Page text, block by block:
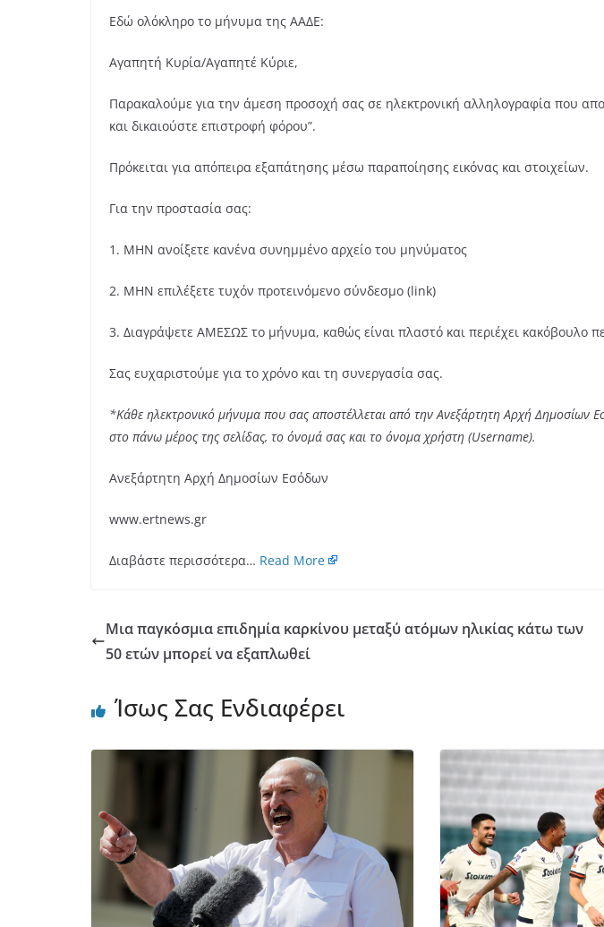
Εδώ ολόκληρο το μήνυμα της ΑΑΔΕ:
Αγαπητή Κυρία/Αγαπητέ Κύριε,
Παρακαλούμε για την άμεση προσοχή σας σε ηλεκτρονική αλληλογραφία που
και δικαιούστε επιστροφή φόρου”.
Πρόκειται για απόπειρα εξαπάτησης μέσω παραποίησης εικόνας και στοιχείων.
Για την προστασία σας:
1. ΜΗΝ ανοίξετε κανένα συνημμένο αρχείο του μηνύματος
2. ΜΗΝ επιλέξετε τυχόν προτεινόμενο σύνδεσμο (link)
3. Διαγράψετε ΑΜΕΣΩΣ το μήνυμα, καθώς είναι πλαστό και περιέχει κακόβουλο
Σας ευχαριστούμε για το χρόνο και τη συνεργασία σας.
*Κάθε ηλεκτρονικό μήνυμα που σας αποστέλλεται από την Ανεξάρτητη Αρχή Δημοσίων
στο πάνω μέρος της σελίδας, το όνομά σας και το όνομα χρήστη (Username).
Ανεξάρτητη Αρχή Δημοσίων Εσόδων
www.ertnews.gr
Διαβάστε περισσότερα… Read More
Μια παγκόσμια επιδημία καρκίνου μεταξύ ατόμων ηλικίας κάτω των
50 ετών μπορεί να εξαπλωθεί
Ίσως Σας Ενδιαφέρει